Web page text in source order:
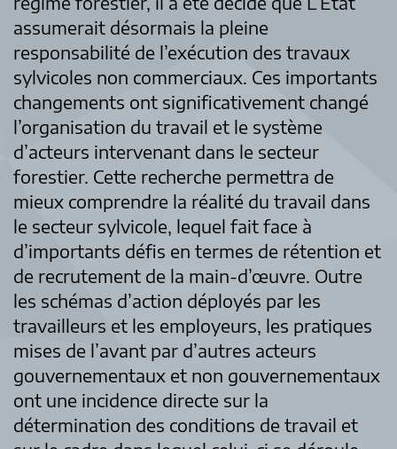
assumerait désormais la pleine
responsabilité de l’exécution des travaux
sylvicoles non commerciaux. Ces importants
changements ont significativement changé
l’organisation du travail et le système
d’acteurs intervenant dans le secteur
forestier. Cette recherche permettra de
mieux comprendre la réalité du travail dans
le secteur sylvicole, lequel fait face à
d’importants défis en termes de rétention et
de recrutement de la main-d’œuvre. Outre
les schémas d’action déployés par les
travailleurs et les employeurs, les pratiques
mises de l’avant par d’autres acteurs
gouvernementaux et non gouvernementaux
ont une incidence directe sur la
détermination des conditions de travail et